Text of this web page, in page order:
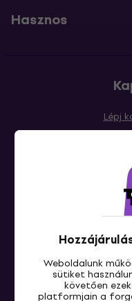
Weboldalunk
sütiket
követően
platformjain a
Hasznos
Lépj